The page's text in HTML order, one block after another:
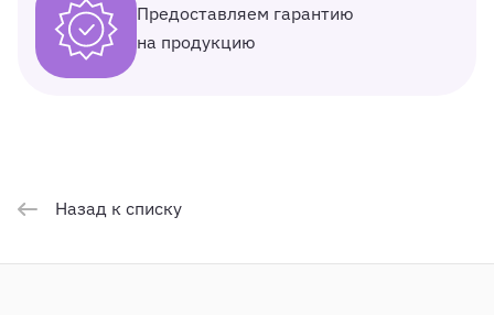
Предоставляем гарантию
на продукцию
Назад к списку